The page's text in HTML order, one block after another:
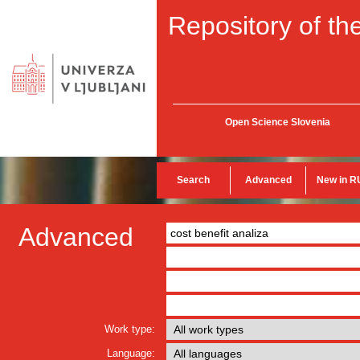
Repository of
Open Science Slovenia
Search Advanced New in
Advanced
Work type:
Language: